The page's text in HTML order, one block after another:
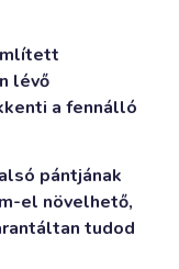
lévő
a fennálló
pántjának
el növelhető,
tudod